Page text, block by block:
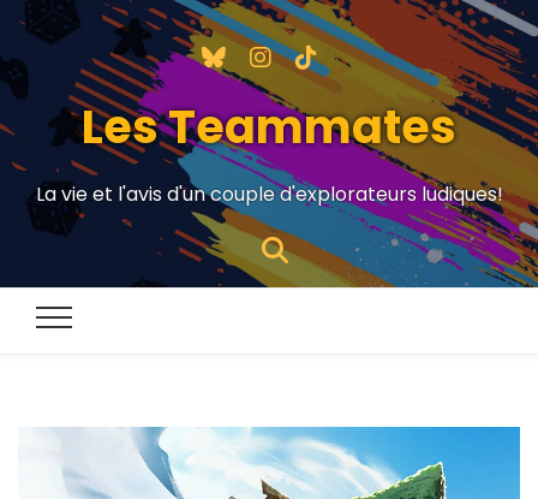
Les Teammates
La vie et l'avis d'un couple d'explorateurs ludiques!